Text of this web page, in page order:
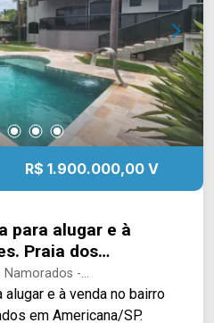
cada mudança!
R$ 1.900.000,00 V
para alugar e à
Praia dos
SP
Namorados -
alugar e à venda no bairro
em Americana/SP.